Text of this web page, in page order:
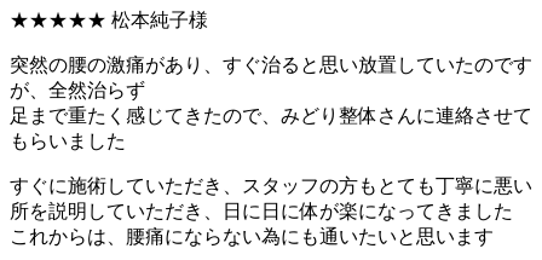
★★★★★ 松本純子様
突然の腰の激痛があり、すぐ治ると思い放置していたのです
が、全然治らず
足まで重たく感じてきたので、みどり整体さんに連絡させて
もらいました
すぐに施術していただき、スタッフの方もとても丁寧に悪い
所を説明していただき、日に日に体が楽になってきました
これからは、腰痛にならない為にも通いたいと思います